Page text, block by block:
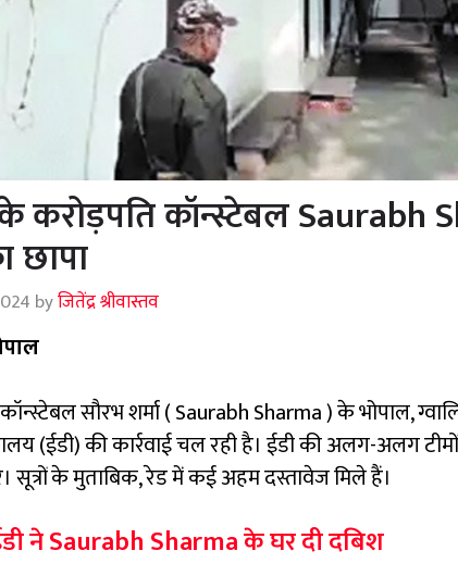
कॉन्स्टेबल Saurabh
छापा
byजितेंद्र श्रीवास्तव
सौरभ शर्मा (Saurabh Sharma )के भोपाल,
(ईडी) की कार्रवाई चल रही है। ईडी की अलग-अलग
सूत्रों के मुताबिक, रेड में कई अहम दस्तावेज मिले हैं।
नेSaurabh Sharma के घर दी दबिश